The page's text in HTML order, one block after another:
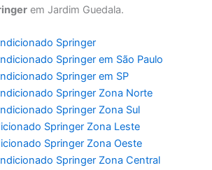
em Jardim Guedala.
Springer
Springer em São Paulo
Springer em SP
Springer Zona Norte
Springer Zona Sul
Springer Zona Leste
Springer Zona Oeste
Springer Zona Central